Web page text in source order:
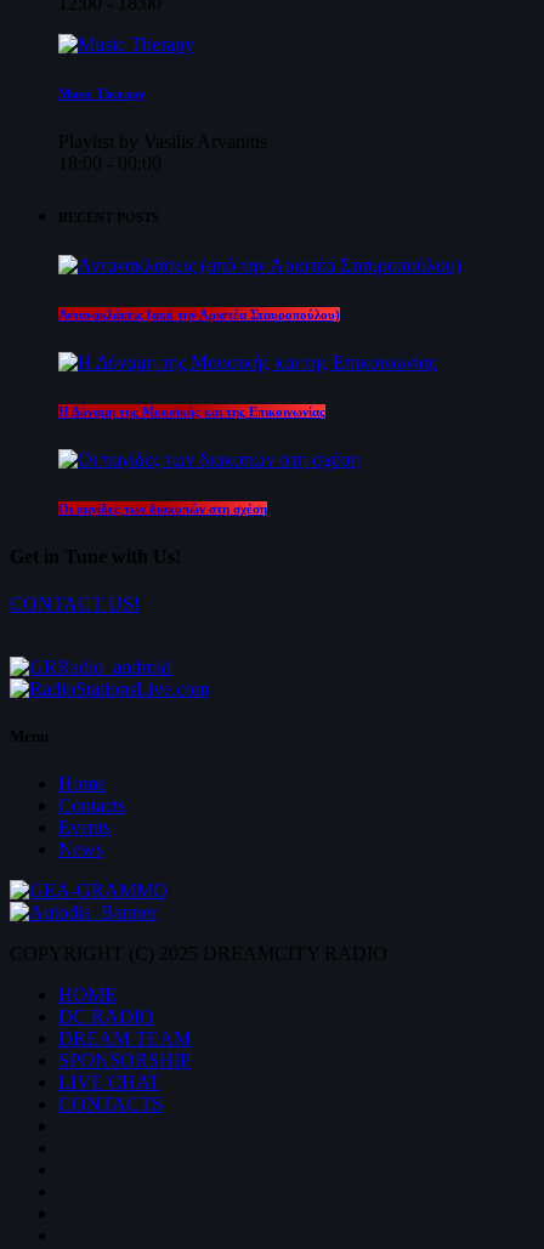
Music Therapy
Playlist by Vasilis Arvanitis
18:00 - 00:00
RECENT POSTS
Αντανακλάσεις (από την Αριστέα Σταυροπούλου)
Η Δύναμη της Μουσικής και της Επικοινωνίας
Οι παγίδες των διακοπών στη σχέση
Get in Tune with Us!
CONTACT US!
Menu
Home
Contacts
Events
News
COPYRIGHT (C) 2025 DREAMCITY RADIO
HOME
DC RADIO
DREAM TEAM
SPONSORSHIP
LIVE CHAT
CONTACTS